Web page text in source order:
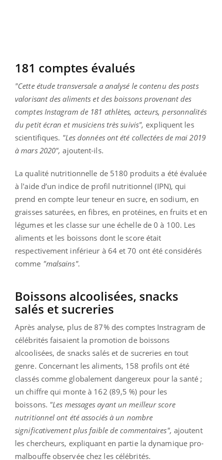
181 comptes évalués
"Cette étude transversale a analysé le contenu des posts
valorisant des aliments et des boissons provenant des
comptes Instagram de 181 athlètes, acteurs, personnalités
du petit écran et musiciens très suivis", expliquent les
scientifiques. "Les données ont été collectées de mai 2019
à mars 2020", ajoutent-ils.
La qualité nutritionnelle de 5180 produits a été évaluée
à l'aide d’un indice de profil nutritionnel (IPN), qui
prend en compte leur teneur en sucre, en sodium, en
graisses saturées, en fibres, en protéines, en fruits et en
légumes et les classe sur une échelle de 0 à 100. Les
aliments et les boissons dont le score était
respectivement inférieur à 64 et 70 ont été considérés
comme "malsains".
Boissons alcoolisées, snacks
salés et sucreries
Après analyse, plus de 87% des comptes Instragram de
célébrités faisaient la promotion de boissons
alcoolisées, de snacks salés et de sucreries en tout
genre. Concernant les aliments, 158 profils ont été
classés comme globalement dangereux pour la santé ;
un chiffre qui monte à 162 (89,5 %) pour les
boissons. "Les messages ayant un meilleur score
nutritionnel ont été associés à un nombre
significativement plus faible de commentaires", ajoutent
les chercheurs, expliquant en partie la dynamique pro-
malbouffe observée chez les célébrités.